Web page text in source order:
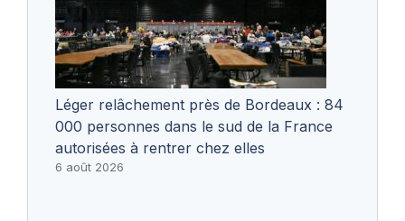
Léger relâchement près de Bordeaux : 84
000 personnes dans le sud de la France
autorisées à rentrer chez elles
6 août 2026